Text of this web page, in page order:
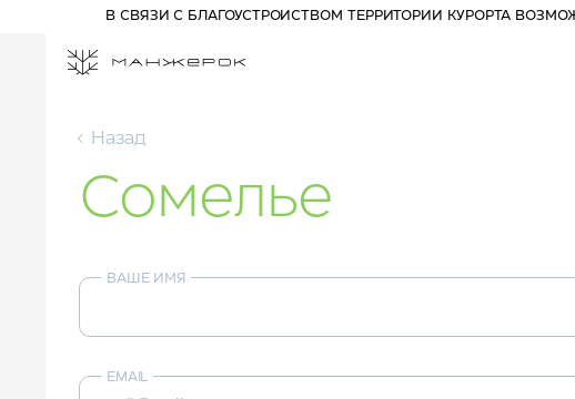
В СВЯЗИ С БЛАГОУСТРОЙСТВОМ ТЕРРИТОРИИ КУРОРТА
ПРОЖИВАНИЕ НА КУРОРТЕ
АФИША
ПРОГУЛОЧНЫЕ БИЛЕТЫ
ПАРК ПРИКЛЮЧЕНИЙ
Назад
Сомелье
ВАШЕ ИМЯ
EMAIL